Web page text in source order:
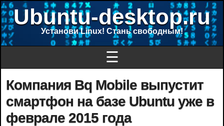
Ubuntu-desktop.ru
Установи Linux! Стань свободным!
☰
Компания Bq Mobile выпустит
смартфон на базе Ubuntu уже в
феврале 2015 года